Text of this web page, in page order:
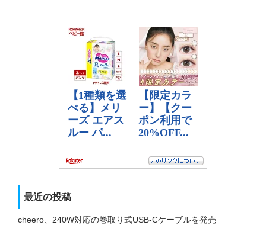
最近の投稿
cheero、240W対応の巻取り式USB-Cケーブルを発売